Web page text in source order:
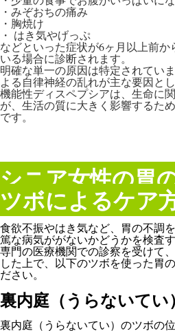
・みぞおちの痛み
・胸焼け
・ はき気やげっぷ
などといった症状が6ヶ月以上前
いる場合に診断されます。
明確な単一の原因は特定されてい
よる自律神経の乱れが主な要因と
機能性ディスペプシアは、生命に
が、生活の質に大きく影響するた
です。
シニア女性の胃
ツボによるケア
食欲不振やはき気など、胃の不調
篤な病気ががないかどうかを検査
専門の医療機関での診察を受けて
した上で、以下のツボを使った胃
ださい。
裏内庭（うらないてい）
裏内庭（うらないてい）のツボの